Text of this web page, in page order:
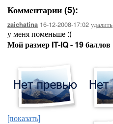
Комментарии (5):
zaichatina 16-12-2008-17:02 удалить
у меня поменьше :(
Мой размер IT-IQ - 19 баллов
[показать]